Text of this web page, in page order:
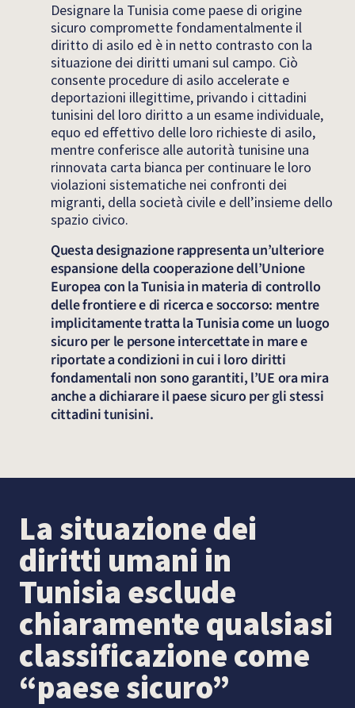
Designare la Tunisia come paese di origine
sicuro compromette fondamentalmente il
diritto di asilo ed è in netto contrasto con la
situazione dei diritti umani sul campo. Ciò
consente procedure di asilo accelerate e
deportazioni illegittime, privando i cittadini
tunisini del loro diritto a un esame individuale,
equo ed effettivo delle loro richieste di asilo,
mentre conferisce alle autorità tunisine una
rinnovata carta bianca per continuare le loro
violazioni sistematiche nei confronti dei
migranti, della società civile e dell’insieme dello
spazio civico.
Questa designazione rappresenta un’ulteriore
espansione della cooperazione dell’Unione
Europea con la Tunisia in materia di controllo
delle frontiere e di ricerca e soccorso: mentre
implicitamente tratta la Tunisia come un luogo
sicuro per le persone intercettate in mare e
riportate a condizioni in cui i loro diritti
fondamentali non sono garantiti, l’UE ora mira
anche a dichiarare il paese sicuro per gli stessi
cittadini tunisini.
La situazione dei
diritti umani in
Tunisia esclude
chiaramente qualsiasi
classificazione come
“paese sicuro”